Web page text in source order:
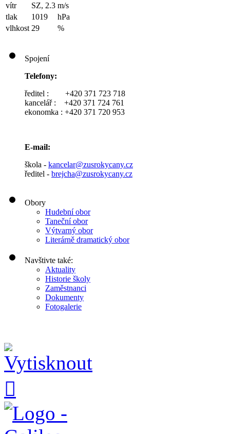
vítr SZ, 2.3 m/s
tlak
1019
hPa
vlhkost 29 %
Spojení
Telefony:
ředitel : +420 371 723 718
kancelář : +420 371 724 761
ekonomka : +420 371 720 953
E-mail:
škola - kancelar@zusrokycany.cz
ředitel - brejcha@zusrokycany.cz
Obory
Hudební obor
Taneční obor
Výtvarný obor
Literárně dramatický obor
Navštivte také:
Aktuality
Historie školy
Zaměstnanci
Dokumenty
Fotogalerie
